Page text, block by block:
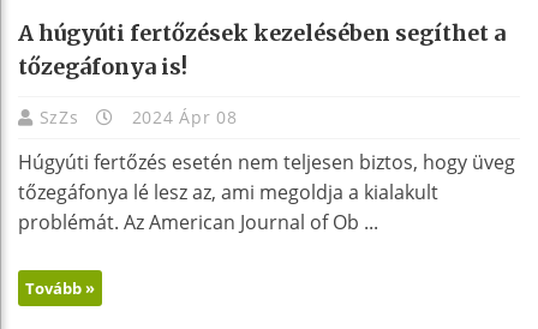
A húgyúti fertőzések kezelésében segíthet a
tőzegáfonya is!
SzZs 2024 Ápr 08
Húgyúti fertőzés esetén nem teljesen biztos, hogy üveg
tőzegáfonya lé lesz az, ami megoldja a kialakult
problémát. Az American Journal of Ob ...
Tovább »